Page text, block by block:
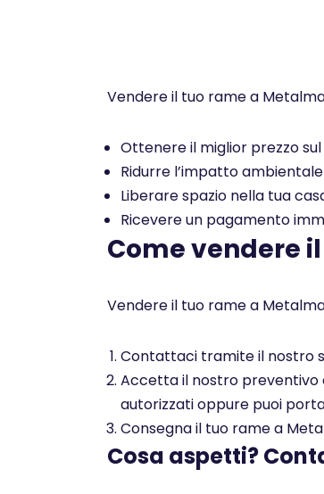
Vendere il tuo rame a
Ottenere il miglior prezzo
Ridurre l’impatto
Liberare spazio nella tua
Ricevere un pagamento
Come vendere
Vendere il tuo rame a
Contattaci tramite il nostro
Accetta il nostro preventivo
autorizzati oppure puoi
Consegna il tuo rame a
Cosa aspetti?